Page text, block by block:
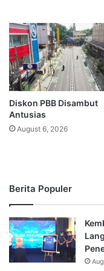
Diskon PBB Disambut
Antusias
August 6, 2026
Berita Populer